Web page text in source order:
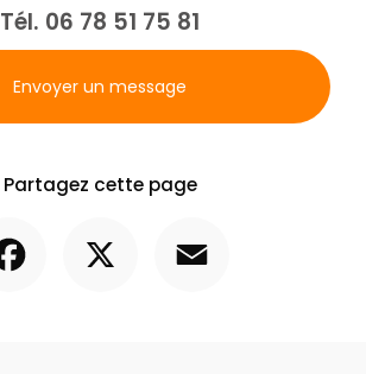
Tél. 06 78 51 75 81
Envoyer un message
Partagez cette page